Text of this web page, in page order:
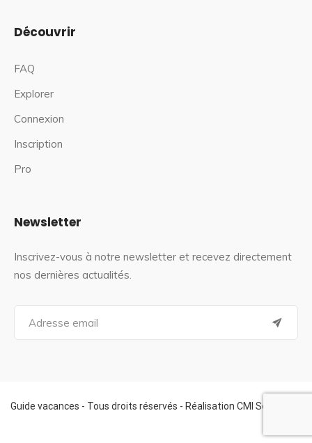
Découvrir
FAQ
Explorer
Connexion
Inscription
Pro
Newsletter
Inscrivez-vous à notre newsletter et recevez directement
nos dernières actualités.
a
f
o
Guide vacances - Tous droits réservés - Réalisation CMI Services